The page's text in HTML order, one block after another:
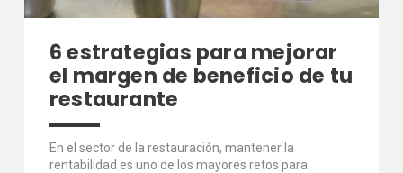
6 estrategias para mejorar
el margen de beneficio de tu
restaurante
En el sector de la restauración, mantener la
rentabilidad es uno de los mayores retos para